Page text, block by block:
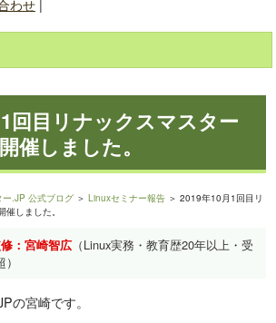
わせ|
回目リナックスマスター
催しました。
ー.JP 公式ブログ ＞Linuxセミナー報告 ＞ 2019年10月1回目リ
しました。
：宮崎智広 （Linux実務・教育歴20年以上・受
の宮崎です。